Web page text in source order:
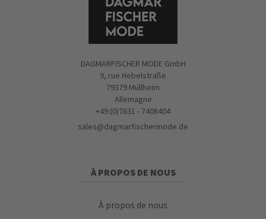
DAGMARFISCHER MODE GmbH
9, rue Hebelstraße
79379 Müllheim
Allemagne
+49 (0)7631 - 7408404
sales@dagmarfischermode.de
À PROPOS DE NOUS
À propos de nous